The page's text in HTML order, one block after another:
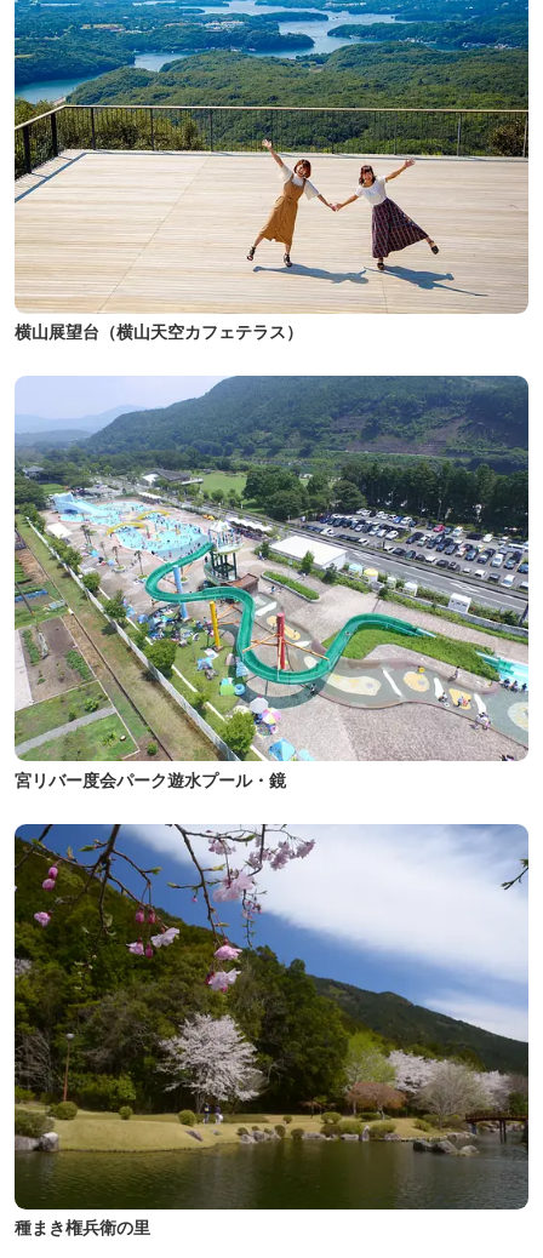
横山展望台（横山天空カフェテラス）
宮リバー度会パーク遊水プール・鏡
種まき権兵衛の里